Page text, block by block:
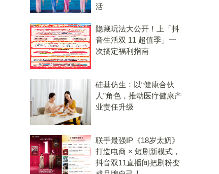
活
隐藏玩法大公开！上「抖
音生活双 11 超值季」一
次搞定福利指南
硅基仿生：以“健康合伙
人”角色，推动医疗健康产
业责任升级
联手最强IP《18岁太奶》
打造电商 × 短剧新模式，
抖音双11直播间把剧粉变